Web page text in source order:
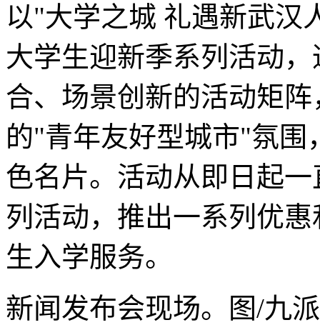
以"大学之城 礼遇新武汉
大学生迎新季系列活动
合、场景创新的活动矩
的"青年友好型城市"氛
色名片。活动从即日起
列活动，推出一系列优
生入学服务。
新闻发布会现场。图/九